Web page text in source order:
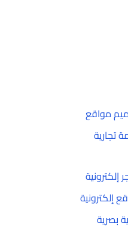
مواقع
تجارية
بصرية